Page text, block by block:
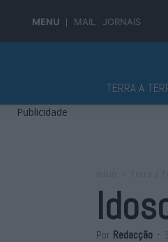
MENU MAIL JORNAIS
TERRA A
Publicidade
Por Redacção -